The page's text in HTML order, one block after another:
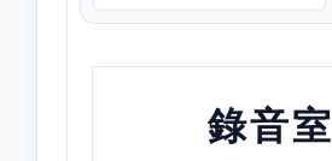
錄音室